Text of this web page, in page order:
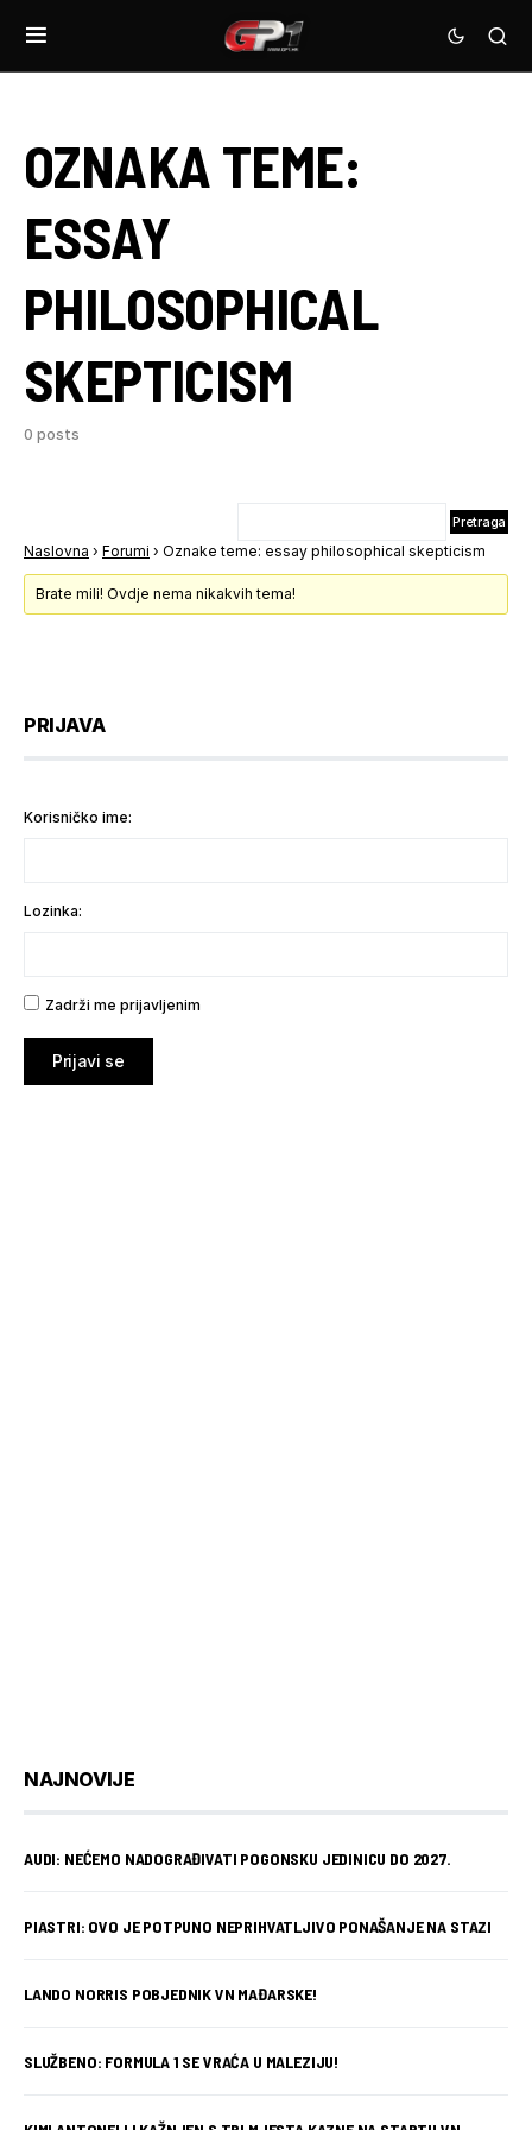
OZNAKA TEME:
ESSAY
PHILOSOPHICAL
SKEPTICISM
0 posts
Naslovna › Forumi › Oznake teme: essay philosophical skepticism
Brate mili! Ovdje nema nikakvih tema!
PRIJAVA
Korisničko ime:
Lozinka:
Zadrži me prijavljenim
Prijavi se
NAJNOVIJE
AUDI: NEĆEMO NADOGRAĐIVATI POGONSKU JEDINICU DO 2027.
PIASTRI: OVO JE POTPUNO NEPRIHVATLJIVO PONAŠANJE NA STAZI
LANDO NORRIS POBJEDNIK VN MAĐARSKE!
SLUŽBENO: FORMULA 1 SE VRAĆA U MALEZIJU!